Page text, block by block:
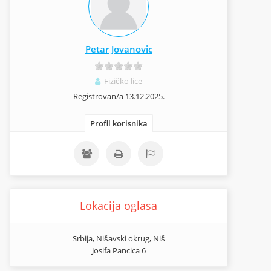
Petar Jovanovic
Fizičko lice
Registrovan/a 13.12.2025.
Profil korisnika
Lokacija oglasa
Srbija, Nišavski okrug, Niš
Josifa Pancica 6